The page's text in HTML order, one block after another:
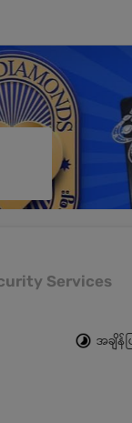
Services
အချိန်